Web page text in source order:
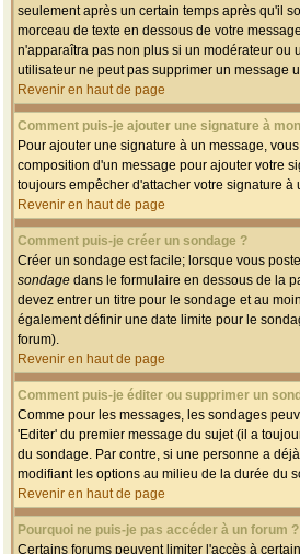
seulement après un certain temps après qu'il
morceau de texte en dessous de votre
n'apparaîtra pas non plus si un modérateur ou
utilisateur ne peut pas supprimer un message
Revenir en haut de page
Comment puis-je ajouter une signature à
Pour ajouter une signature à un message,
composition d'un message pour ajouter votre
toujours empêcher d'attacher votre signature
Revenir en haut de page
Comment puis-je créer un sondage ?
Créer un sondage est facile; lorsque vous
sondage dans le formulaire en dessous de la
devez entrer un titre pour le sondage et au
également définir une date limite pour le
forum).
Revenir en haut de page
Comment puis-je éditer ou supprimer un
Comme pour les messages, les sondages
'Editer' du premier message du sujet (il a
du sondage. Par contre, si une personne a
modifiant les options au milieu de la durée du
Revenir en haut de page
Pourquoi ne puis-je pas accéder à un forum ?
Certains forums peuvent limiter l'accès à